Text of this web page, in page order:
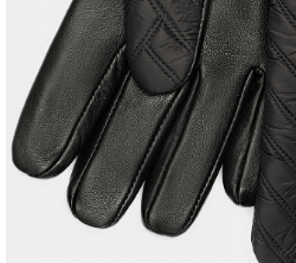
Москва
Да, все верно